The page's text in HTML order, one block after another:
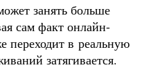
занять больше
сам факт онлайн-
переходит в реальную
затягивается.